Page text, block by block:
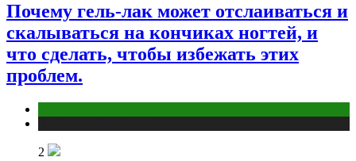
Почему гель-лак может отслаиваться и
скалываться на кончиках ногтей, и
что сделать, чтобы избежать этих
проблем.
2